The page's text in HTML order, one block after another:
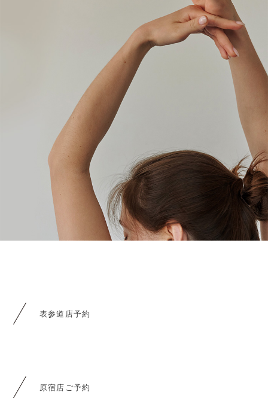
表参道店予約
原宿店ご予約